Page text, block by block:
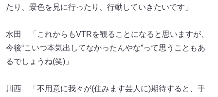
たり、景色を見に行ったり、行動していきたいです」
水田 「これからもVTRを観ることになると思いますが、
今後“こいつ本気出してなかったんやな”って思うこともあ
るでしょうね(笑)」
川西 「不用意に我々が(住みます芸人に)期待すると、手